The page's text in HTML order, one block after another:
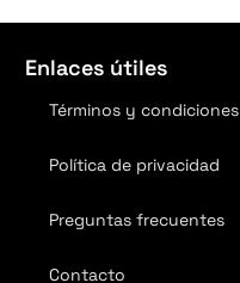
Enlaces útiles
Términos y condiciones
Política de privacidad
Preguntas frecuentes
Contacto